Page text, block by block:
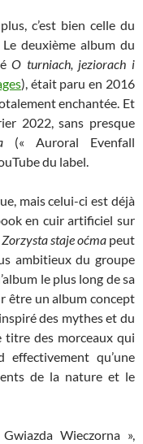
c’est bien celle du
Le deuxième album du
O turniach, jeziorach i
), était paru en 2016
enchantée. Et
2022, sans presque
(« Auroral Evenfall
du label.
mais celui-ci est déjà
en cuir artificiel sur
Zorzysta staje oćma peut
ambitieux du groupe
le plus long de sa
être un album concept
des mythes et du
titre des morceaux qui
effectivement qu’une
de la nature et le
Wieczorna »,